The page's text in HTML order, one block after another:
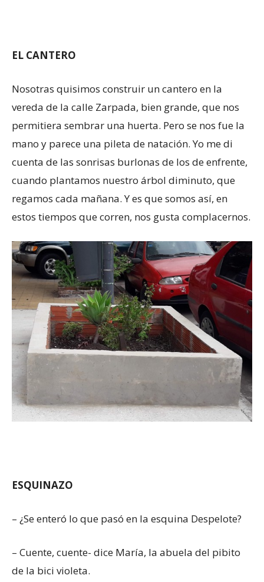
EL CANTERO
Nosotras quisimos construir un cantero en la
vereda de la calle Zarpada, bien grande, que nos
permitiera sembrar una huerta. Pero se nos fue la
mano y parece una pileta de natación. Yo me di
cuenta de las sonrisas burlonas de los de enfrente,
cuando plantamos nuestro árbol diminuto, que
regamos cada mañana. Y es que somos así, en
estos tiempos que corren, nos gusta complacernos.
ESQUINAZO
– ¿Se enteró lo que pasó en la esquina Despelote?
– Cuente, cuente- dice María, la abuela del pibito
de la bici violeta.